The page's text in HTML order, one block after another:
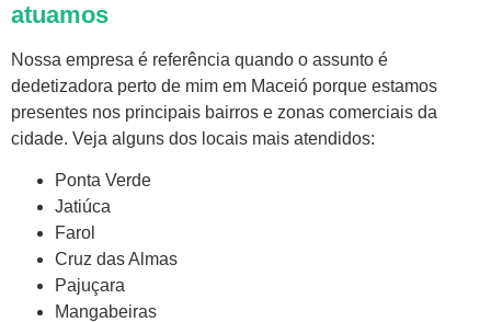
atuamos
Nossa empresa é referência quando o assunto é
dedetizadora perto de mim em Maceió porque estamos
presentes nos principais bairros e zonas comerciais da
cidade. Veja alguns dos locais mais atendidos:
Ponta Verde
Jatiúca
Farol
Cruz das Almas
Pajuçara
Mangabeiras